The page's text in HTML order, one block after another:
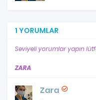
1 YORUMLAR
Seviyeli yorumlar yapın
ZARA
Zara